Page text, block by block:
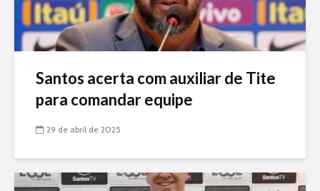
Santos acerta com auxiliar de Tite
para comandar equipe
29 de abril de 2025